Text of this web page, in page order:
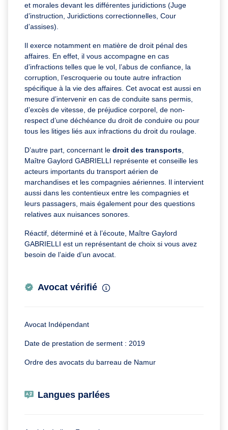
et morales devant les différentes juridictions (Juge
d’instruction, Juridictions correctionnelles, Cour
d’assises).
Il exerce notamment en matière de droit pénal des
affaires. En effet, il vous accompagne en cas
d’infractions telles que le vol, l’abus de confiance, la
corruption, l’escroquerie ou toute autre infraction
spécifique à la vie des affaires. Cet avocat est aussi en
mesure d’intervenir en cas de conduite sans permis,
d’excès de vitesse, de préjudice corporel, de non-
respect d’une déchéance du droit de conduire ou pour
tous les litiges liés aux infractions du droit du roulage.
D’autre part, concernant le droit des transports
Maître Gaylord GABRIELLI représente et conseille les
acteurs importants du transport aérien de
marchandises et les compagnies aériennes. Il intervient
aussi dans les contentieux entre les compagnies et
leurs passagers, mais également pour des questions
relatives aux nuisances sonores.
Réactif, déterminé et à l’écoute, Maître Gaylord
GABRIELLI est un représentant de choix si vous avez
besoin de l’aide d’un avocat.
Avocat vérifié
Avocat Indépendant
Date de prestation de serment : 2019
Ordre des avocats du barreau de Namur
Langues parlées